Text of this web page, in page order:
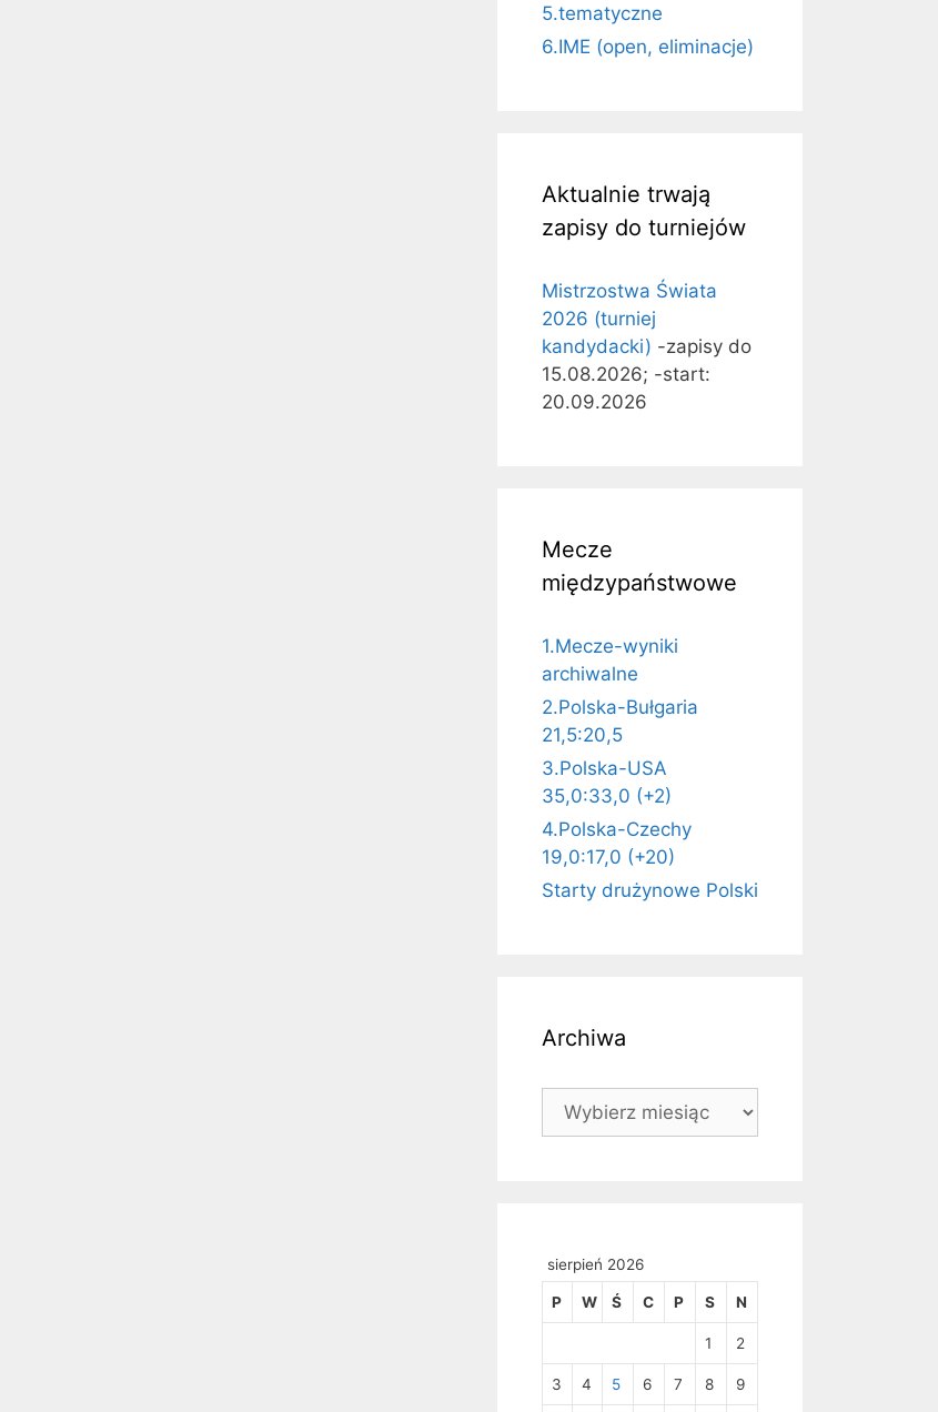
5.tematyczne
6.IME (open, eliminacje)
Aktualnie trwają
zapisy do turniejów
Mistrzostwa Świata
2026 (turniej
kandydacki) -zapisy do
15.08.2026; -start:
20.09.2026
Mecze
międzypaństwowe
1.Mecze-wyniki
archiwalne
2.Polska-Bułgaria
21,5:20,5
3.Polska-USA
35,0:33,0 (+2)
4.Polska-Czechy
19,0:17,0 (+20)
Starty drużynowe Polski
Archiwa
Archiwa
sierpień 2026
P W Ś C P S N
1 2
3 4 5 6 7 8 9